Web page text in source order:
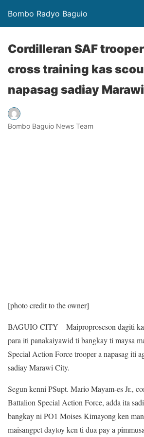
Bombo Radyo Baguio
Cordilleran SAF
cross training kas
napasag sadiay
Bombo Baguio News Team
[photo credit to the owner]
BAGUIO CITY – Maiproproseson dagiti
para iti panakaiyawid ti bangkay ti maysa
Special Action Force trooper a napasag iti
sadiay Marawi City.
Segun kenni PSupt. Mario Mayam-es Jr.,
Battalion Special Action Force, adda ita
bangkay ni PO1 Moises Kimayong ken
maisangpet daytoy ken ti dua pay a